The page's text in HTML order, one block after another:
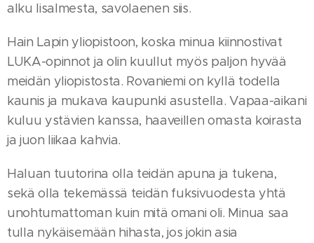
alku Iisalmesta, savolaenen siis.
Hain Lapin yliopistoon, koska minua kiinnostivat
LUKA-opinnot ja olin kuullut myös paljon hyvää
meidän yliopistosta. Rovaniemi on kyllä todella
kaunis ja mukava kaupunki asustella. Vapaa-aikani
kuluu ystävien kanssa, haaveillen omasta koirasta
ja juon liikaa kahvia.
Haluan tuutorina olla teidän apuna ja tukena,
sekä olla tekemässä teidän fuksivuodesta yhtä
unohtumattoman kuin mitä omani oli. Minua saa
tulla nykäisemään hihasta, jos jokin asia